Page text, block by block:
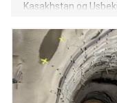
Kasakhstan og
importerer i dag
ESG gir EU et
er EU sent ute. Ifølge
selskaper allerede
Sentral-Asia og